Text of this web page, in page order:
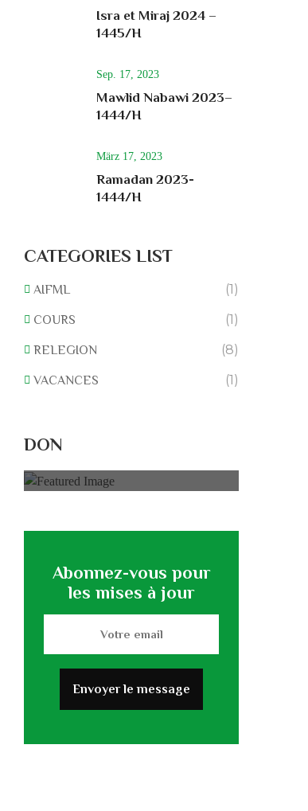
Isra et Miraj 2024 –
1445/H
Sep. 17, 2023
Mawlid Nabawi 2023–
1444/H
März 17, 2023
Ramadan 2023-
1444/H
CATEGORIES LIST
AIFML (1)
COURS (1)
RELEGION (8)
VACANCES (1)
DON
Abonnez-vous pour
les mises à jour